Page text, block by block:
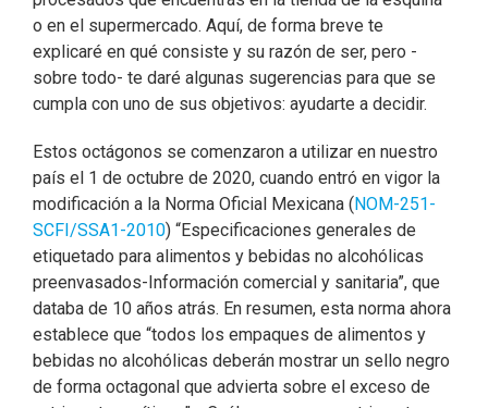
o en el supermercado. Aquí, de forma breve te
explicaré en qué consiste y su razón de ser, pero -
sobre todo- te daré algunas sugerencias para que se
cumpla con uno de sus objetivos: ayudarte a decidir.
Estos octágonos se comenzaron a utilizar en nuestro
país el 1 de octubre de 2020, cuando entró en vigor la
modificación a la Norma Oficial Mexicana (NOM-251-
SCFI/SSA1-2010) “Especificaciones generales de
etiquetado para alimentos y bebidas no alcohólicas
preenvasados-Información comercial y sanitaria”, que
databa de 10 años atrás. En resumen, esta norma ahora
establece que “todos los empaques de alimentos y
bebidas no alcohólicas deberán mostrar un sello negro
de forma octagonal que advierta sobre el exceso de